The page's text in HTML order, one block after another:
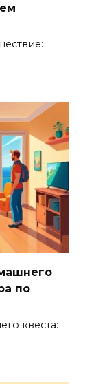
по
квеста: